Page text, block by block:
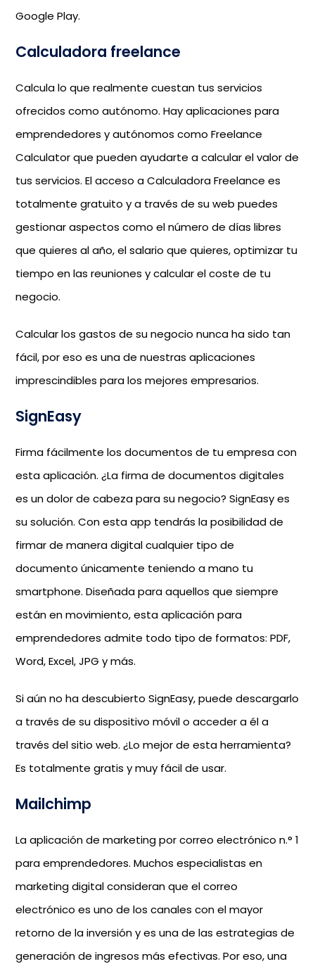
Google Play.
Calculadora freelance
Calcula lo que realmente cuestan tus servicios
ofrecidos como autónomo. Hay aplicaciones para
emprendedores y autónomos como Freelance
Calculator que pueden ayudarte a calcular el valor de
tus servicios. El acceso a Calculadora Freelance es
totalmente gratuito y a través de su web puedes
gestionar aspectos como el número de días libres
que quieres al año, el salario que quieres, optimizar tu
tiempo en las reuniones y calcular el coste de tu
negocio.
Calcular los gastos de su negocio nunca ha sido tan
fácil, por eso es una de nuestras aplicaciones
imprescindibles para los mejores empresarios.
SignEasy
Firma fácilmente los documentos de tu empresa con
esta aplicación. ¿La firma de documentos digitales
es un dolor de cabeza para su negocio? SignEasy es
su solución. Con esta app tendrás la posibilidad de
firmar de manera digital cualquier tipo de
documento únicamente teniendo a mano tu
smartphone. Diseñada para aquellos que siempre
están en movimiento, esta aplicación para
emprendedores admite todo tipo de formatos: PDF,
Word, Excel, JPG y más.
Si aún no ha descubierto SignEasy, puede descargarlo
a través de su dispositivo móvil o acceder a él a
través del sitio web. ¿Lo mejor de esta herramienta?
Es totalmente gratis y muy fácil de usar.
Mailchimp
La aplicación de marketing por correo electrónico n.° 1
para emprendedores. Muchos especialistas en
marketing digital consideran que el correo
electrónico es uno de los canales con el mayor
retorno de la inversión y es una de las estrategias de
generación de ingresos más efectivas. Por eso, una